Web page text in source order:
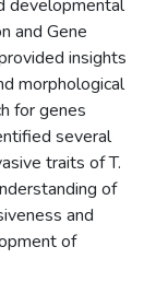
developmental
and Gene
insights
morphological
for genes
several
traits of T.
of
and
of